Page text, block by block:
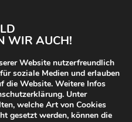
WIR AUCH!
Website nutzerfreundlich
soziale Medien und erlauben
die Website. Weitere Infos
Unter
welche Art von Cookies
gesetzt werden, können die